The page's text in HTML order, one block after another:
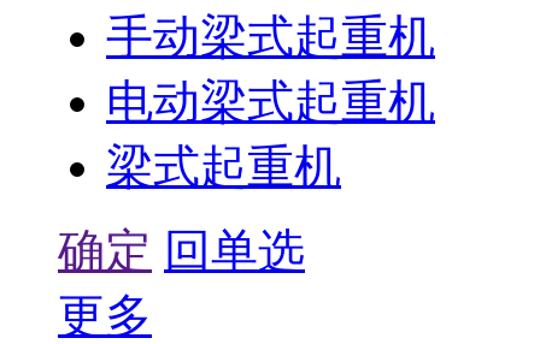
手动梁式起重机
电动梁式起重机
梁式起重机
确定 回单选
更多